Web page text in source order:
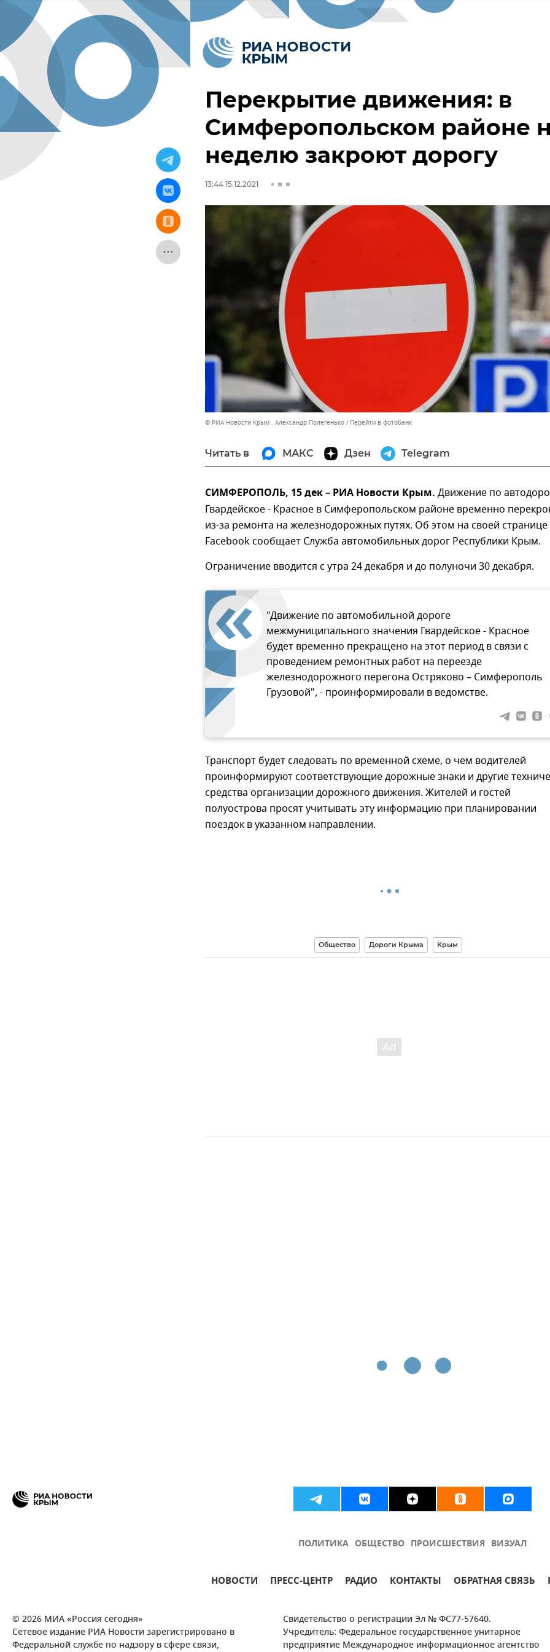
Перекрытие движения: в
Симферопольском районе
неделю закроют дорогу
13:44 15.12.2021
© РИА Новости Крым . Александр Полегенько Перейти в фотобанк
Читать в МАКС Дзен Telegram
СИМФЕРОПОЛЬ, 15 дек – РИА Новости Крым. Движение по
Гвардейское - Красное в Симферопольском районе временно
из-за ремонта на железнодорожных путях. Об этом на своей странице
Facebook сообщает Служба автомобильных дорог Республики Крым.
Ограничение вводится с утра 24 декабря и до полуночи 30 декабря.
"Движение по автомобильной дороге
межмуниципального значения Гвардейское - Красное
будет временно прекращено на этот период в связи с
проведением ремонтных работ на переезде
железнодорожного перегона Остряково – Симферополь
Грузовой", - проинформировали в ведомстве.
Транспорт будет следовать по временной схеме, о чем водителей
проинформируют соответствующие дорожные знаки и другие
средства организации дорожного движения. Жителей и гостей
полуострова просят учитывать эту информацию при планировании
поездок в указанном направлении.
Общество Дороги Крыма Крым
ПОЛИТИКА ОБЩЕСТВО ПРОИСШЕСТВИЯ ВИЗУАЛ
НОВОСТИ ПРЕСС-ЦЕНТР РАДИО КОНТАКТЫ ОБРАТНАЯ СВЯЗЬ
© 2026 МИА «Россия сегодня»
Сетевое издание РИА Новости зарегистрировано в
Федеральной службе по надзору в сфере связи,
Свидетельство о регистрации Эл № ФС77-57640.
Учредитель: Федеральное государственное унитарное
предприятие Международное информационное агентство